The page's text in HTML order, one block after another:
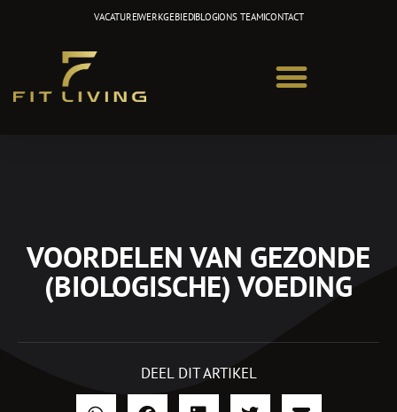
VACATUREWERKGEBIEDBLOGONS TEAMCONTACT
VOORDELEN VAN GEZONDE
(BIOLOGISCHE) VOEDING
DEEL DIT ARTIKEL